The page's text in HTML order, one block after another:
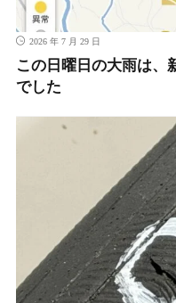
2026 年 7 月 29 日
この日曜日の大雨は、
でした